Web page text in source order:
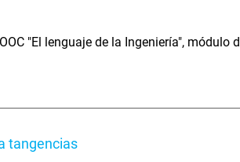
"El lenguaje de la Ingeniería",
tangencias